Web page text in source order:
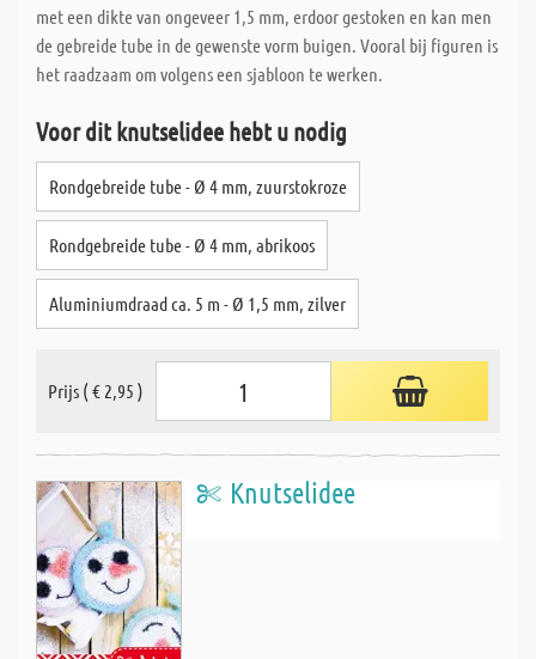
met een dikte van ongeveer 1,5 mm, erdoor gestoken en kan men
de gebreide tube in de gewenste vorm buigen. Vooral bij figuren is
het raadzaam om volgens een sjabloon te werken.
Voor dit knutselidee hebt u nodig
Rondgebreide tube - Ø 4 mm, zuurstokroze
Rondgebreide tube - Ø 4 mm, abrikoos
Aluminiumdraad ca. 5 m - Ø 1,5 mm, zilver
Prijs ( € 2,95 )
Knutselidee